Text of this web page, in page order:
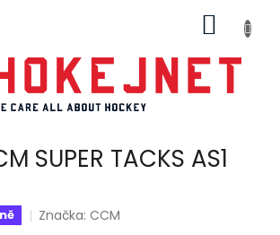
KOŠÍK
SUPER TACKS AS1
Značka:CCM